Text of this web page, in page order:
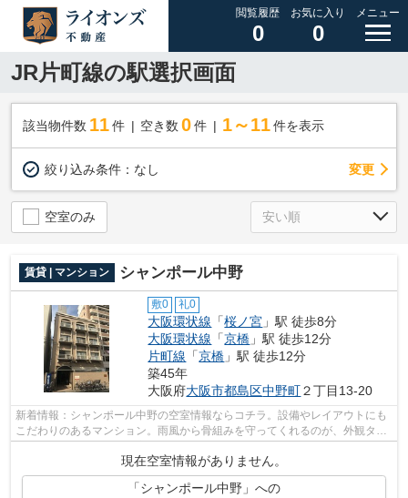
閲覧履歴
0
お気に入り
0
メニュー
JR片町線の駅選択画面
該当物件数 11件 空き数 0 件 1～11 件を表示
絞り込み条件： なし 変更
空室のみ
賃貸 | マンション シャンポール中野
敷0 礼0
大阪環状線 「桜ノ宮 」駅 徒歩8分
大阪環状線 「京橋 」駅 徒歩12分
片町線 「京橋 」駅 徒歩12分
築45年
大阪府大阪市都島区中野町２丁目13-20
新着情報：シャンポール中野の空室情報ならコチラ。設備やレイアウトにも
こだわりのあるマンション。雨風から骨組みを守ってくれるのが、外観タイ
現在空室情報がありません。
「シャンポール中野」への